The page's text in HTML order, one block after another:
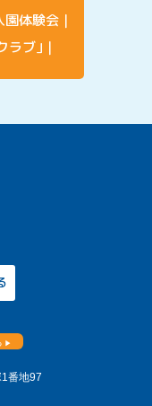
園体験会
ブ」
番地97